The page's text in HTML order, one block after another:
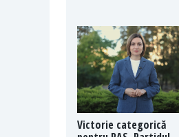
Victorie categorică